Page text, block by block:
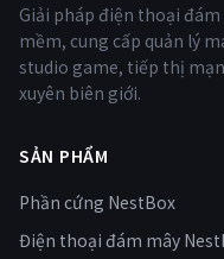
Giải pháp điện thoại
mềm, cung cấp quản lý
studio game, tiếp thị
xuyên biên giới.
SẢN PHẨM
Phần cứng NestBox
Điện thoại đám mây